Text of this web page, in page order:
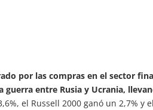
por las compras en el sector
entre Rusia y Ucrania,
el Russell 2000 ganó un 2,7% y